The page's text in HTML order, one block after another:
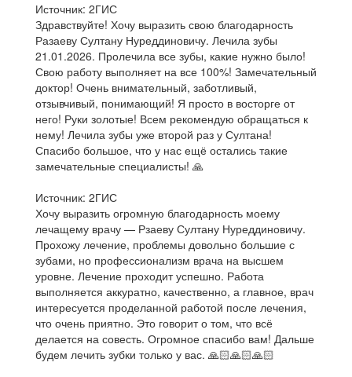
Источник: 2ГИС
Здравствуйте! Хочу выразить свою благодарность
Разаеву Султану Нуреддиновичу. Лечила зубы
21.01.2026. Пролечила все зубы, какие нужно было!
Свою работу выполняет на все 100%! Замечательный
доктор! Очень внимательный, заботливый,
отзывчивый, понимающий! Я просто в восторге от
него! Руки золотые! Всем рекомендую обращаться к
нему! Лечила зубы уже второй раз у Султана!
Спасибо большое, что у нас ещё остались такие
замечательные специалисты! 🙏
Источник: 2ГИС
Хочу выразить огромную благодарность моему
лечащему врачу — Рзаеву Султану Нуреддиновичу.
Прохожу лечение, проблемы довольно большие с
зубами, но профессионализм врача на высшем
уровне. Лечение проходит успешно. Работа
выполняется аккуратно, качественно, а главное, врач
интересуется проделанной работой после лечения,
что очень приятно. Это говорит о том, что всё
делается на совесть. Огромное спасибо вам! Дальше
будем лечить зубки только у вас. 🙏🏻🙏🏻🙏🏻